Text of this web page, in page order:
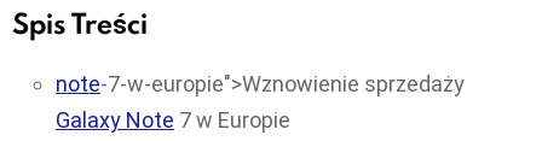
Spis Treści
note-7-w-europie">Wznowienie sprzedaży
Galaxy Note 7 w Europie